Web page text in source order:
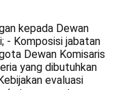
kepada Dewan
- Komposisi jabatan
Dewan Komisaris
yang dibutuhkan
evaluasi